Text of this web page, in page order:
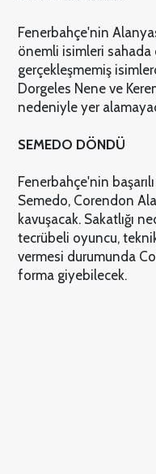
Fenerbahçe'nin
önemli isimleri
gerçekleşmemiş
Dorgeles Nene ve
nedeniyle yer
SEMEDO DÖNDÜ
Fenerbahçe'nin
Semedo, Corendon
kavuşacak. Sakatlığı
tecrübeli oyuncu,
vermesi durumunda
forma giyebilecek.